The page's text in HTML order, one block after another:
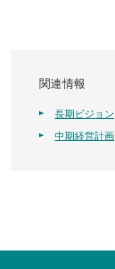
関連情報
長期ビジョン
中期経営計画